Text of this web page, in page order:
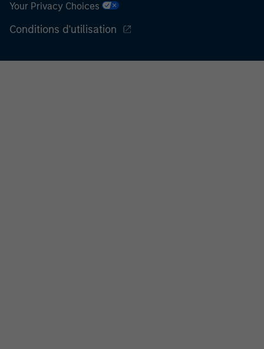
Conditions d’utilisation, que j’ai lues et comprises. Si la
déclaration ci-dessus est correcte, merci de cliquer sur
Your Privacy Choices
Conditions d'utilisation